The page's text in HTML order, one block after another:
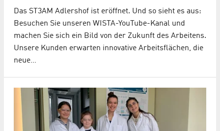
Das ST3AM Adlershof ist eröffnet. Und so sieht es aus:
Besuchen Sie unseren WISTA-YouTube-Kanal und
machen Sie sich ein Bild von der Zukunft des Arbeitens.
Unsere Kunden erwarten innovative Arbeitsflächen, die
neue…